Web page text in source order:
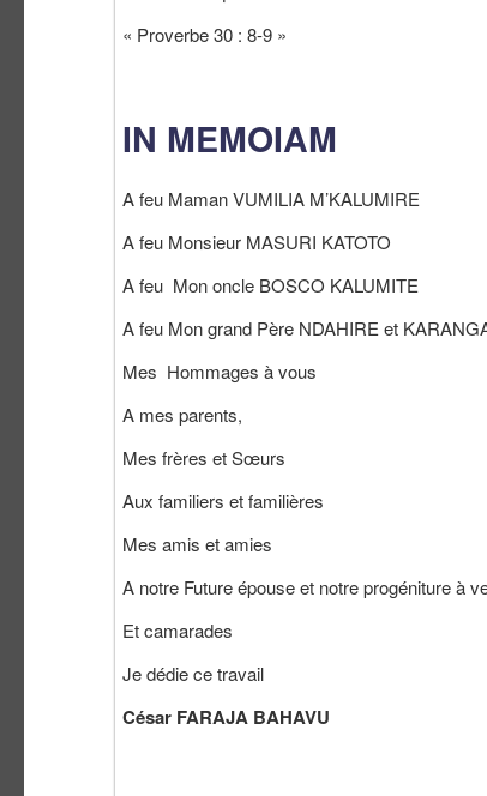
« Proverbe 30 : 8-9 »
IN MEMOIAM
A feu Maman VUMILIA M’KALUMIRE
A feu Monsieur MASURI KATOTO
A feu Mon oncle BOSCO KALUMITE
A feu Mon grand Père NDAHIRE et
Mes Hommages à vous
A mes parents,
Mes frères et Sœurs
Aux familiers et familières
Mes amis et amies
A notre Future épouse et notre progéniture à
Et camarades
Je dédie ce travail
César FARAJA BAHAVU